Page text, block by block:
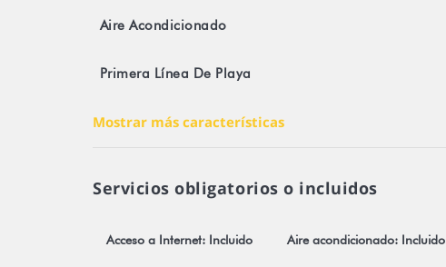
Aire Acondicionado
Primera Línea De Playa
Mostrar más características
Servicios obligatorios o incluidos
Acceso a Internet: Incluido Aire acondicionado: Incluido